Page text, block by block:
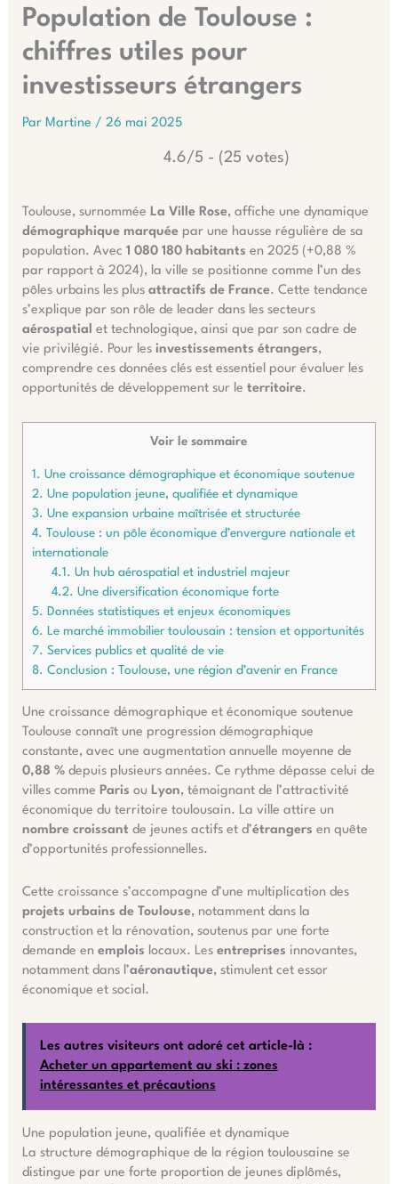
Population de Toulouse :
chiffres utiles pour
investisseurs étrangers
Par Martine / 26 mai 2025
4.6/5 - (25 votes)
Toulouse, surnommée La Ville Rose, affiche une dynamique
démographique marquée par une hausse régulière de sa
population. Avec 1 080 180 habitants en 2025 (+0,88 %
par rapport à 2024), la ville se positionne comme l’un des
pôles urbains les plus attractifs de France. Cette tendance
s’explique par son rôle de leader dans les secteurs
aérospatial et technologique, ainsi que par son cadre de
vie privilégié. Pour les investissements étrangers,
comprendre ces données clés est essentiel pour évaluer les
opportunités de développement sur le territoire.
Voir le sommaire
1. Une croissance démographique et économique soutenue
2. Une population jeune, qualifiée et dynamique
3. Une expansion urbaine maîtrisée et structurée
4. Toulouse : un pôle économique d’envergure nationale et
internationale
4.1. Un hub aérospatial et industriel majeur
4.2. Une diversification économique forte
5. Données statistiques et enjeux économiques
6. Le marché immobilier toulousain : tension et opportunités
7. Services publics et qualité de vie
8. Conclusion : Toulouse, une région d’avenir en France
Une croissance démographique et économique soutenue
Toulouse connaît une progression démographique
constante, avec une augmentation annuelle moyenne de
0,88 %depuis plusieurs années. Ce rythme dépasse celui de
villes comme Paris ou Lyon, témoignant de l’attractivité
économique du territoire toulousain. La ville attire un
nombre croissant de jeunes actifs et d’étrangers en quête
d’opportunités professionnelles.
Cette croissance s’accompagne d’une multiplication des
projets urbains de Toulouse, notamment dans la
construction et la rénovation, soutenus par une forte
demande en emplois locaux. Les entreprises innovantes,
notamment dans l’aéronautique, stimulent cet essor
économique et social.
Les autres visiteurs ont adoré cet article-là :
Acheter un appartement au ski : zones
intéressantes et précautions
Une population jeune, qualifiée et dynamique
La structure démographique de la région toulousaine se
distingue par une forte proportion de jeunes diplômés,